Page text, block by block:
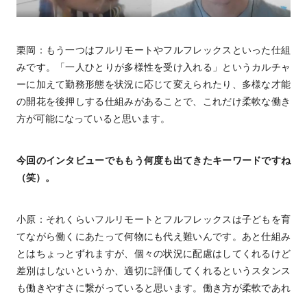
栗岡：もう一つはフルリモートやフルフレックスといった仕組
みです。「一人ひとりが多様性を受け入れる」というカルチャ
ーに加えて勤務形態を状況に応じて変えられたり、多様な才能
の開花を後押しする仕組みがあることで、これだけ柔軟な働き
方が可能になっていると思います。
今回のインタビューでももう何度も出てきたキーワードですね
（笑）。
小原：それくらいフルリモートとフルフレックスは子どもを育
てながら働くにあたって何物にも代え難いんです。あと仕組み
とはちょっとずれますが、個々の状況に配慮はしてくれるけど
差別はしないというか、適切に評価してくれるというスタンス
も働きやすさに繋がっていると思います。働き方が柔軟であれ